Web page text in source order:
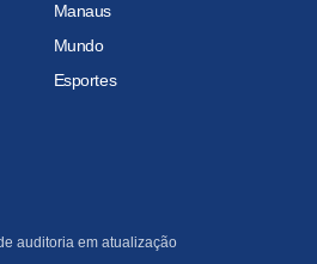
Manaus
Mundo
Esportes
auditoria em atualização